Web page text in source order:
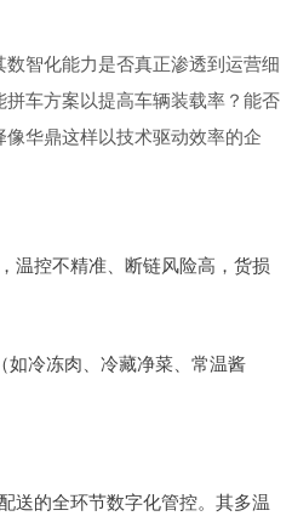
数智化能力是否真正渗透到运营细
车方案以提高车辆装载率？能否
华鼎这样以技术驱动效率的企
温控不精准、断链风险高，货损
如冷冻肉、冷藏净菜、常温酱
送的全环节数字化管控。其多温